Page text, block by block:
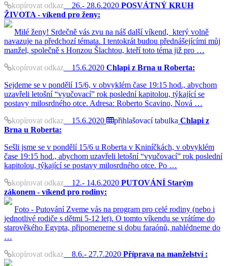
kopírovat odkaz 26.- 28.6.2020 POSVÁTNÝ KRUH
ŽIVOTA - víkend pro ženy:
Milé ženy! Srdečně vás zvu na náš další víkend, který volně
navazuje na předchozí témata. I tentokrát budou přednášejícími můj
manžel, společně s Honzou Šlachtou, kteří toto téma již pro …
kopírovat odkaz 15.6.2020 Chlapi z Brna u Roberta:
Sejdeme se v pondělí 15/6, v obvyklém čase 19:15 hod., abychom
uzavřeli letošní “vyučovací” rok poslední kapitolou, týkající se
postavy milosrdného otce. Adresa: Roberto Scavino, Nová …
kopírovat odkaz 15.6.2020 přihlašovací tabulka Chlapi z
Brna u Roberta:
Sešli jsme se v pondělí 15/6 u Roberta v Kniníčkách, v obvyklém
čase 19:15 hod., abychom uzavřeli letošní “vyučovací” rok poslední
kapitolou, týkající se postavy milosrdného otce. Po …
kopírovat odkaz 12.- 14.6.2020 PUTOVÁNÍ Starým
zákonem - víkend pro rodiny:
Foto - Putování Zveme vás na program pro celé rodiny (nebo i
jednotlivé rodiče s dětmi 5-12 let). O tomto víkendu se vrátíme do
starověkého Egypta, připomeneme si dobu faraónů, nahlédneme do
…
kopírovat odkaz 8.6.- 27.7.2020 Příprava na manželství :